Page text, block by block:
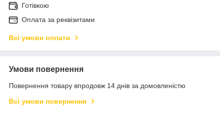
Готівкою
Оплата за реквізитами
Всі умови оплати
Умови повернення
Повернення товару впродовж 14 днів за домовленістю
Всі умови повернення